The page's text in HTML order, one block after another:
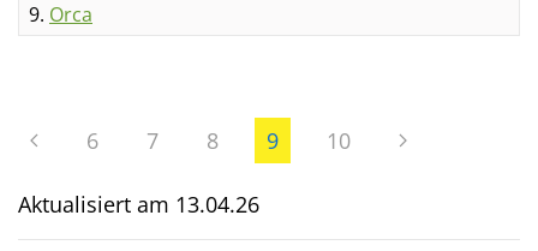
9. Orca
6 7 8 9 10
Aktualisiert am 13.04.26